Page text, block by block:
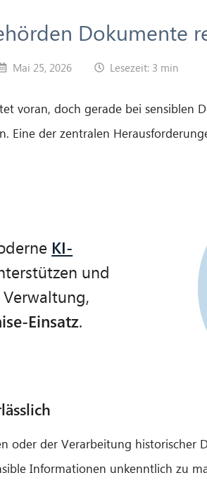
Dokumente
Mai 25, 2026 Lesezeit: 3 min
voran, doch gerade bei sensiblen
Eine der zentralen
KI-
und
Einsatz.
oder der Verarbeitung historischer
Informationen unkenntlich zu